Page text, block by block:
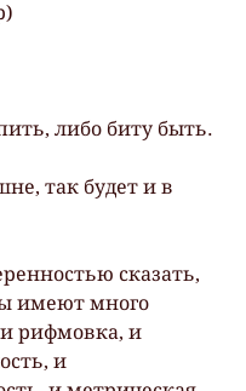
пить, либо биту быть.
сказать,
имеют много
рифмовка, и
и